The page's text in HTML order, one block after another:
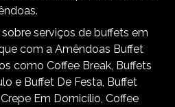
serviços de buffets em
com a Amêndoas Buffet
como Coffee Break, Buffets
e Buffet De Festa, Buffet
Em Domicílio, Coffee